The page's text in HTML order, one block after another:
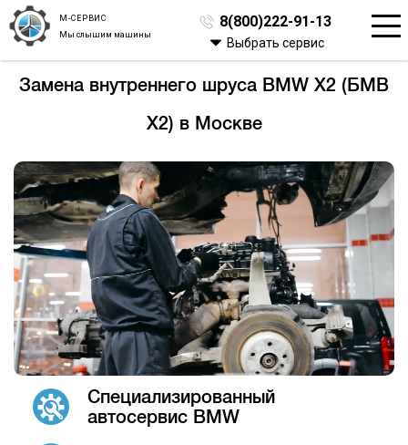
М-СЕРВИС
Мы слышим машины
8(800)222-91-13
Выбрать сервис
Замена внутреннего шруса BMW X2 (БМВ
Х2) в Москве
Специализированный
автосервис BMW